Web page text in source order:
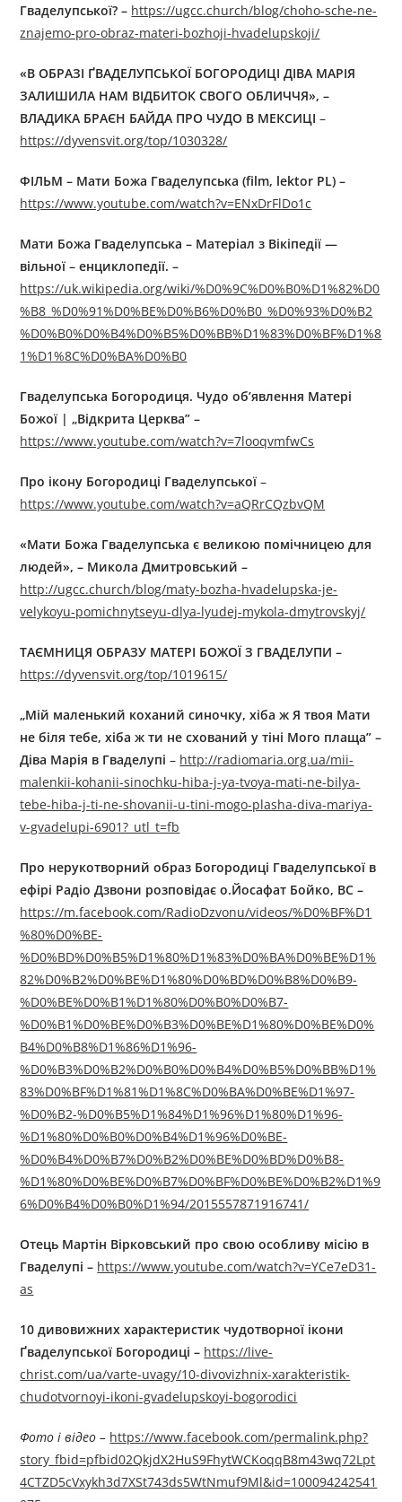
Гваделупської? – https://ugcc.church/blog/choho-sche-ne-
znajemo-pro-obraz-materi-bozhoji-hvadelupskoji/
«В ОБРАЗІ ҐВАДЕЛУПСЬКОЇ БОГОРОДИЦІ ДІВА МАРІЯ
ЗАЛИШИЛА НАМ ВІДБИТОК СВОГО ОБЛИЧЧЯ», –
ВЛАДИКА БРАЄН БАЙДА ПРО ЧУДО В МЕКСИЦІ –
https://dyvensvit.org/top/1030328/
ФІЛЬМ – Мати Божа Гваделупська (film, lektor PL) –
https://www.youtube.com/watch?v=ENxDrFlDo1c
Мати Божа Гваделупська – Матеріал з Вікіпедії —
вільної – енциклопедії. –
https://uk.wikipedia.org/wiki/%D0%9C%D0%B0%D1%82%D0
%B8_%D0%91%D0%BE%D0%B6%D0%B0_%D0%93%D0%B2
%D0%B0%D0%B4%D0%B5%D0%BB%D1%83%D0%BF%D1%8
1%D1%8C%D0%BA%D0%B0
Гваделупська Богородиця. Чудо об’явлення Матері
Божої | „Відкрита Церква” –
https://www.youtube.com/watch?v=7looqvmfwCs
Про ікону Богородиці Гваделупської –
https://www.youtube.com/watch?v=aQRrCQzbvQM
«Мати Божа Гваделупська є великою помічницею для
людей», – Микола Дмитровський –
http://ugcc.church/blog/maty-bozha-hvadelupska-je-
velykoyu-pomichnytseyu-dlya-lyudej-mykola-dmytrovskyj/
ТАЄМНИЦЯ ОБРАЗУ МАТЕРІ БОЖОЇ З ГВАДЕЛУПИ –
https://dyvensvit.org/top/1019615/
„Мій маленький коханий синочку, хіба ж Я твоя Мати
не біля тебе, хіба ж ти не схований у тіні Мого плаща” –
Діва Марія в Гваделупі – http://radiomaria.org.ua/mii-
malenkii-kohanii-sinochku-hiba-j-ya-tvoya-mati-ne-bilya-
tebe-hiba-j-ti-ne-shovanii-u-tini-mogo-plasha-diva-mariya-
v-gvadelupi-6901?_utl_t=fb
Про нерукотворний образ Богородиці Гваделупської в
ефірі Радіо Дзвони розповідає о.Йосафат Бойко, ВС –
https://m.facebook.com/RadioDzvonu/videos/%D0%BF%D1
%80%D0%BE-
%D0%BD%D0%B5%D1%80%D1%83%D0%BA%D0%BE%D1%
82%D0%B2%D0%BE%D1%80%D0%BD%D0%B8%D0%B9-
%D0%BE%D0%B1%D1%80%D0%B0%D0%B7-
%D0%B1%D0%BE%D0%B3%D0%BE%D1%80%D0%BE%D0%
B4%D0%B8%D1%86%D1%96-
%D0%B3%D0%B2%D0%B0%D0%B4%D0%B5%D0%BB%D1%
83%D0%BF%D1%81%D1%8C%D0%BA%D0%BE%D1%97-
%D0%B2-%D0%B5%D1%84%D1%96%D1%80%D1%96-
%D1%80%D0%B0%D0%B4%D1%96%D0%BE-
%D0%B4%D0%B7%D0%B2%D0%BE%D0%BD%D0%B8-
%D1%80%D0%BE%D0%B7%D0%BF%D0%BE%D0%B2%D1%9
6%D0%B4%D0%B0%D1%94/2015557871916741/
Отець Мартін Вірковський про свою особливу місію в
Гваделупі – https://www.youtube.com/watch?v=YCe7eD31-
as
10 дивовижних характеристик чудотворної ікони
Ґваделупської Богородиці – https://live-
christ.com/ua/varte-uvagy/10-divovizhnix-xarakteristik-
chudotvornoyi-ikoni-gvadelupskoyi-bogorodici
Фото і відео – https://www.facebook.com/permalink.php?
story_fbid=pfbid02QkjdX2HuS9FhytWCKoqqB8m43wq72Lpt
4CTZD5cVxykh3d7XSt743ds5WtNmuf9Ml&id=100094242541